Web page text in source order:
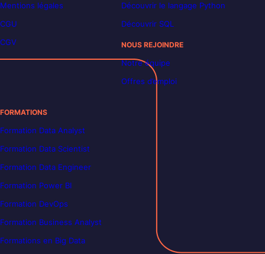
Mentions légales
CGU
CGV
Découvrir le langage Python
Découvrir SQL
NOUS REJOINDRE
Notre équipe
Offres d’emploi
FORMATIONS
Formation Data Analyst
Formation Data Scientist
Formation Data Engineer
Formation Power BI
Formation DevOps
Formation Business Analyst
Formations en Big Data